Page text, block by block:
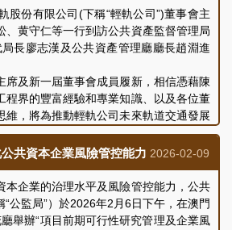
安全的重要性。同時，廖代局長一行欣賞
”為主題的徵文比賽及短視頻比賽獲獎作
過文字及鏡頭的深度剖析和創意表達，從
少年對國家安全與科技發展的擔當和潛
片，進一步加深了對國家安全的豐富
監局人員將強化責任擔當，把維護國家安
中。
份有限公司(下稱“輕軌公司”)董事會主
、黄守仁等一行到訪公共資產監督管理局
長廖志漢及公共資產管理廳廳長趙淵進
及新一屆董事會成員履新，相信憑藉陳
程界的豐富經驗和專業知識、以及各位董
維，將為推動輕軌公司未來軌道交通發展
，持續為市民和旅客提供安全、便捷、穩
務。
目建設規劃情況，以及下一階段的工作安
內部管理和營運績效評核等議題進行了交
好成效。
共資本企業風險管控能力 2026-02-09
企業的治理水平及風險管控能力，公共
公監局”）於2026年2月6日下午，在澳門
舉辦“項目前期可行性研究管理及企業風